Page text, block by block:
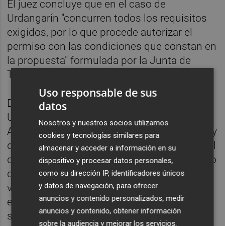
El juez concluye que en el caso de
Urdangarín "concurren todos los requisitos
exigidos, por lo que procede autorizar el
permiso con las condiciones que constan en
la propuesta" formulada por la Junta de
Tratamiento de la prisión.
Desde el pasado mes de septiembre
Urdangarín, que fue condenado por la
Audiencia Provincial de Palma a cinco años y
diez meses de cárcel, puede salir de la cárcel
dos días a la semana con un tiempo máximo
de ocho horas al día para realizar tareas de
voluntariado, medida con la que se pretende
evitar la desocialización que comporta la
soledad del interno en el centro
Uso responsable de sus
datos
Nosotros y nuestros socios utilizamos
cookies y tecnologías similares para
almacenar y acceder a información en su
dispositivo y procesar datos personales,
como su dirección IP, identificadores únicos
y datos de navegación, para ofrecer
anuncios y contenido personalizados, medir
anuncios y contenido, obtener información
sobre la audiencia y mejorar los servicios.